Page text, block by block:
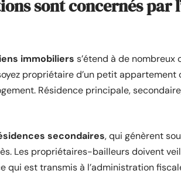
sont concernés par
immobiliers s’étend à de nombreux
propriétaire d’un petit appartement
Résidence principale,
secondaires, qui génèrent
Les propriétaires-bailleurs doivent
qui est transmis à l’administration